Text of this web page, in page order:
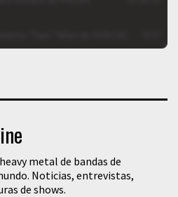
metal de bandas de
Noticias, entrevistas,
de shows.